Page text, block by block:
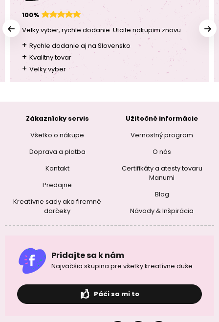
100%
Velky vyber, rychle dodanie. Utcite nakupim znovu
+ Rychle dodanie aj na Slovensko
+ Kvalitny tovar
+ Velky vyber
Zákaznícky servis
Všetko o nákupe
Doprava a platba
Kontakt
Predajne
Kreatívne sady ako firemné
darčeky
Užitočné informácie
Vernostný program
O nás
Certifikáty a atesty tovaru
Manumi
Blog
Návody & Inšpirácia
Pridajte sa k nám
Najväčšia skupina pre všetky kreatívne duše
Páči sa mi to